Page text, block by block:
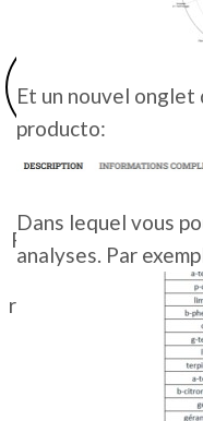
Et un nouvel onglet
producto:
Dans lequel vous
analyses. Par
Preservar los
a los seres
respirar, beber y
debe ser una
planeta de
puede